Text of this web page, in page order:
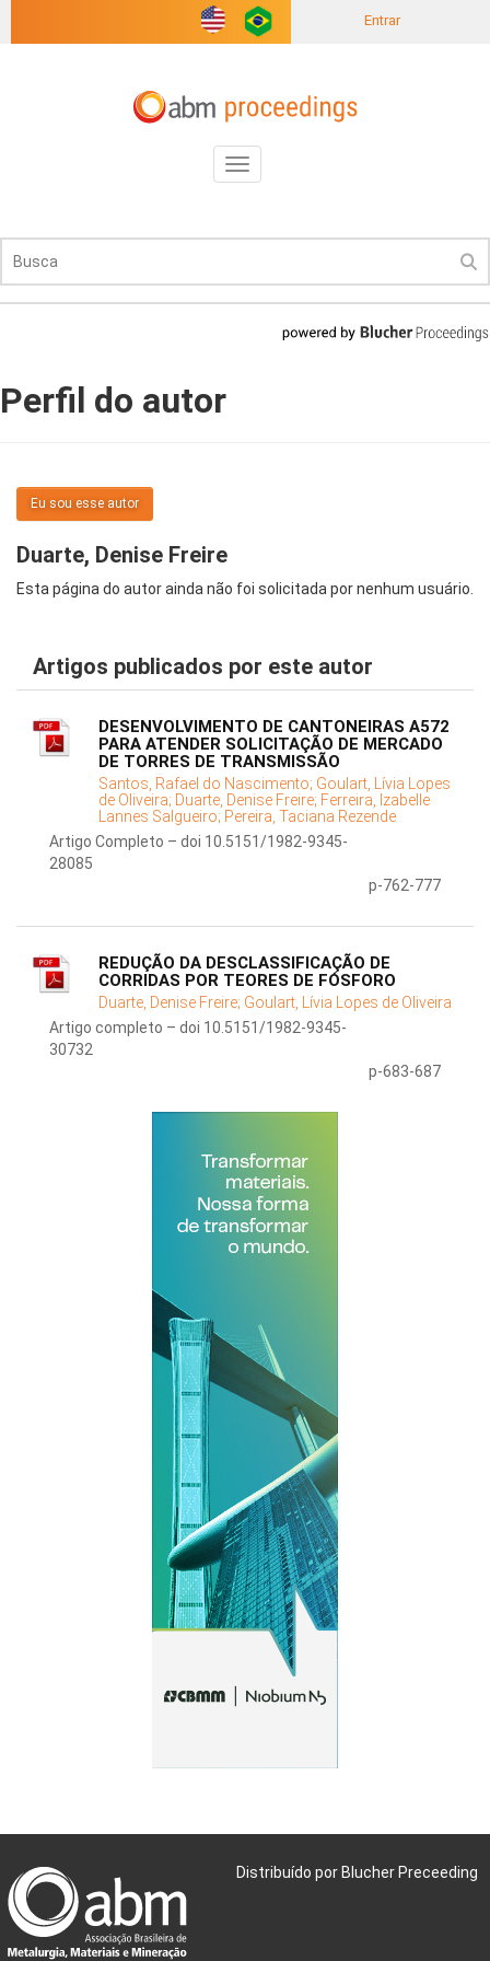
Entrar
Toggle
navigation
Perfil do autor
Eu sou esse autor
Duarte, Denise Freire
Esta página do autor ainda não foi solicitada por nenhum usuário.
Artigos publicados por este autor
DESENVOLVIMENTO DE CANTONEIRAS A572
PARA ATENDER SOLICITAÇÃO DE MERCADO
DE TORRES DE TRANSMISSÃO
Santos, Rafael do Nascimento; Goulart, Lívia Lopes
de Oliveira; Duarte, Denise Freire; Ferreira, Izabelle
Lannes Salgueiro; Pereira, Taciana Rezende
Artigo Completo – doi 10.5151/1982-9345-
28085
p-762-777
REDUÇÃO DA DESCLASSIFICAÇÃO DE
CORRIDAS POR TEORES DE FÓSFORO
Duarte, Denise Freire; Goulart, Lívia Lopes de Oliveira
Artigo completo – doi 10.5151/1982-9345-
30732
p-683-687
Distribuído por Blucher Preceeding